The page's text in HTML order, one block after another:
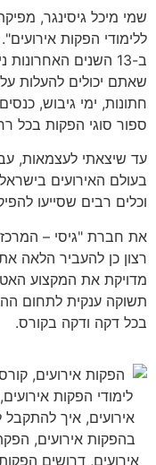
שמי מיכל גיסינגר,
ללימודי הפקות אירועים".
ב-13 השנים
שאתם יכולים להעלות
חתונות, ימי גיבוש,
ספור סוגי הפקות בכל
עד שיצאתי לעצמאות,
בעולם האירועים
וכלים רבים שסייעו
את חברת "גיסי – המרכז
רצון כן להעביר הלאה
מדויקת את המקצוע
תשוקה ענקית לתחום
בכל דקה ודקה בקורס.